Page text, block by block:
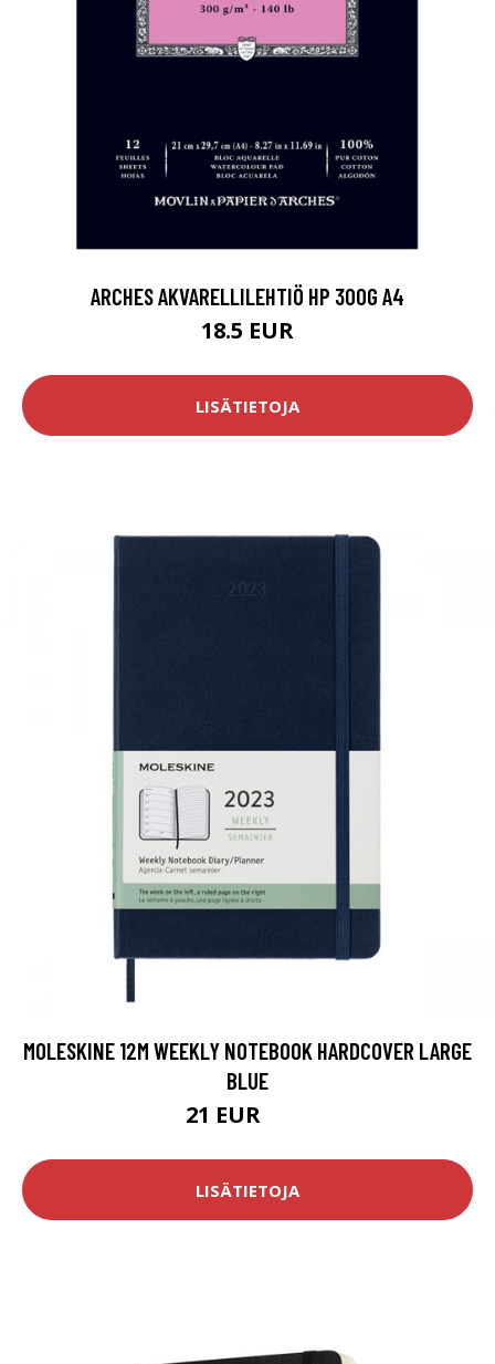
ARCHES AKVARELLILEHTIÖ HP 300G A4
18.5 EUR
LISÄTIETOJA
MOLESKINE 12M WEEKLY NOTEBOOK HARDCOVER LARGE
BLUE
21 EUR
LISÄTIETOJA